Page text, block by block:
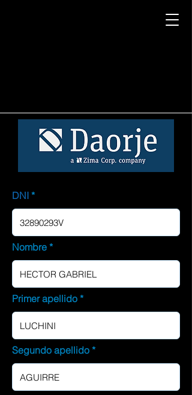
DNI
Nombre
Primer apellido
Segundo apellido